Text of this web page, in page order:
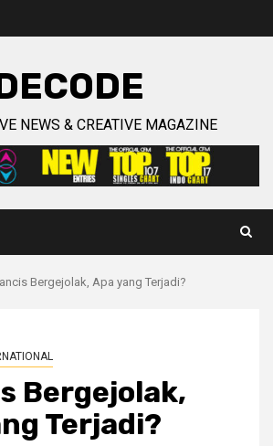
NEWS & CREATIVE MAGAZINE
Bergejolak, Apa yang Terjadi?
Bergejolak,
Terjadi?